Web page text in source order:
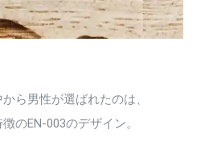
ら男性が選ばれたのは、
のEN-003のデザイン。